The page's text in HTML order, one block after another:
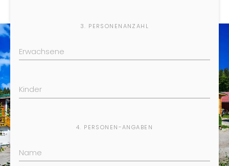
3. PERSONENANZAHL
4. PERSONEN-ANGABEN